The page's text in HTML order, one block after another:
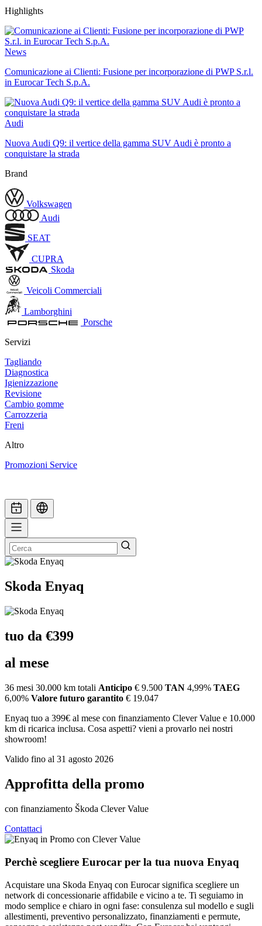
Highlights
News
Comunicazione ai Clienti: Fusione per incorporazione di PWP S.r.l.
in Eurocar Tech S.p.A.
Audi
Nuova Audi Q9: il vertice della gamma SUV Audi è pronto a
conquistare la strada
Brand
Volkswagen
Audi
SEAT
CUPRA
Skoda
Veicoli Commerciali
Lamborghini
Porsche
Servizi
Tagliando
Diagnostica
Igienizzazione
Revisione
Cambio gomme
Carrozzeria
Freni
Altro
Promozioni Service
Skoda Enyaq
tuo da €399
al mese
36 mesi 30.000 km totali Anticipo € 9.500 TAN 4,99% TAEG
6,00% Valore futuro garantito € 19.047
Enyaq tuo a 399€ al mese con finanziamento Clever Value e 10.000
km di ricarica inclusa. Cosa aspetti? vieni a provarlo nei nostri
showroom!
Valido fino al 31 agosto 2026
Approfitta della promo
con finanziamento Škoda Clever Value
Contattaci
Perchè scegliere Eurocar per la tua nuova Enyaq
Acquistare una Skoda Enyaq con Eurocar significa scegliere un
network di concessionarie affidabile e vicino a te. Ti seguiamo in
modo semplice e chiaro in ogni fase: consulenza sul modello e sugli
allestimenti, preventivo personalizzato, finanziamenti e permute,